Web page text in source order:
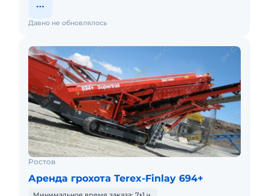
Давно не обновлялось
Ростов
Аренда грохота Terex-Finlay 694+